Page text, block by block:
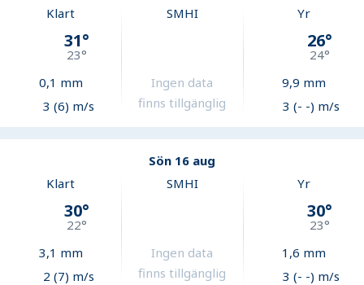
Klart
31°
23°
0,1 mm
3 (6) m/s
SMHI
Ingen data
finns tillgänglig
Yr
26°
24°
9,9 mm
3 (- -) m/s
Sön 16 aug
Klart
30°
22°
3,1 mm
2 (7) m/s
SMHI
Ingen data
finns tillgänglig
Yr
30°
23°
1,6 mm
3 (- -) m/s